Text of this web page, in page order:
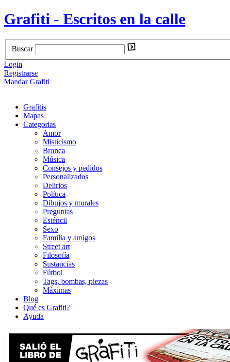
Grafiti - Escritos en la calle
Buscar
Login
Registrarse
Mandar Grafiti
Grafitis
Mapas
Categorias
Amor
Misticismo
Bronca
Música
Consejos y pedidos
Personalizados
Delirios
Política
Dibujos y murales
Preguntas
Esténcil
Sexo
Familia y amigos
Street art
Filosofía
Sustancias
Fútbol
Tags, bombas, piezas
Máximas
Blog
Qué es Grafiti?
Ayuda